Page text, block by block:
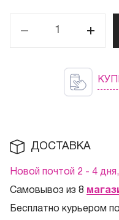
ДОСТАВКА
Новой почтой 2 - 4 дня,
Самовывоз из 8
Бесплатно курьером